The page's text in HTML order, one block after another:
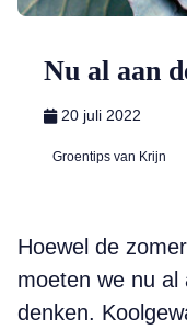
Nu al aan
20 juli 2022
Groentips van Krijn
Hoewel de
moeten we nu al
denken.